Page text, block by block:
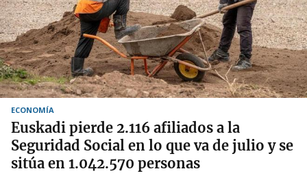
ECONOMÍA
Euskadi pierde 2.116 afiliados a la
Seguridad Social en lo que va de julio y se
sitúa en 1.042.570 personas